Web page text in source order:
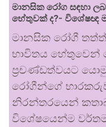
මානසික රෝග සඳහා
හේතුවක් ද?-
මානසික රෝගී
භාවිතය හේතුවෙන්
ප්‍රචණ්ඩත්වයට
රෝගීන්ගේ
නිරන්තරයෙන්
විශේෂයෙන්ම